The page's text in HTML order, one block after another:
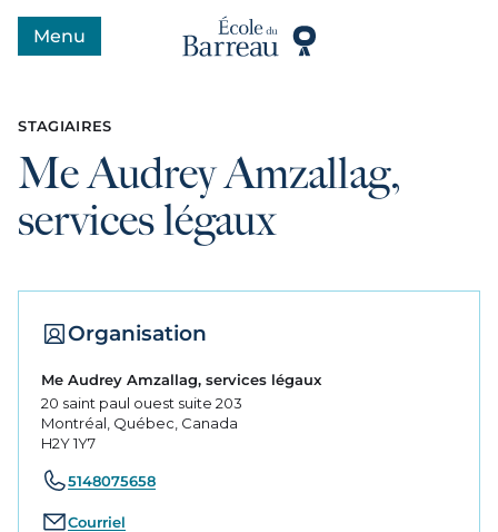
MenuOuvrir le menu
STAGIAIRES
Me Audrey Amzallag,
services légaux
Organisation
Me Audrey Amzallag, services légaux
20 saint paul ouest suite 203
Montréal, Québec, Canada
H2Y 1Y7
5148075658
Courriel